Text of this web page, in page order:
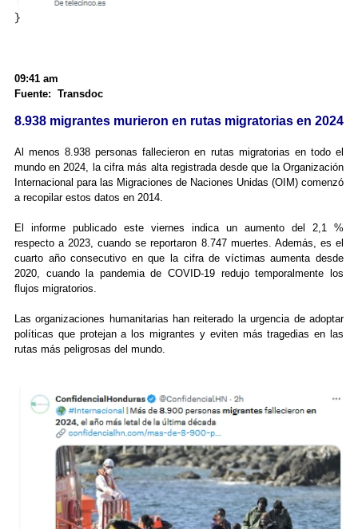
}
09:41 am
Fuente: Transdoc
8.938 migrantes murieron en rutas migratorias en 2024
Al menos 8.938 personas fallecieron en rutas migratorias en todo el
mundo en 2024, la cifra más alta registrada desde que la Organización
Internacional para las Migraciones de Naciones Unidas (OIM) comenzó
a recopilar estos datos en 2014.
El informe publicado este viernes indica un aumento del 2,1 %
respecto a 2023, cuando se reportaron 8.747 muertes. Además, es el
cuarto año consecutivo en que la cifra de víctimas aumenta desde
2020, cuando la pandemia de COVID-19 redujo temporalmente los
flujos migratorios.
Las organizaciones humanitarias han reiterado la urgencia de adoptar
políticas que protejan a los migrantes y eviten más tragedias en las
rutas más peligrosas del mundo.